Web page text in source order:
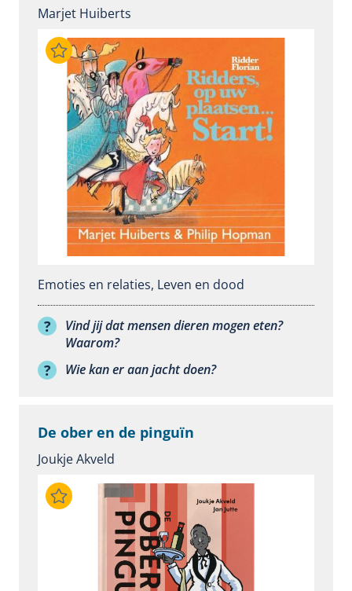
Marjet Huiberts
Emoties en relaties, Leven en dood
Vind jij dat mensen dieren mogen eten?
Waarom?
Wie kan er aan jacht doen?
De ober en de pinguïn
Joukje Akveld